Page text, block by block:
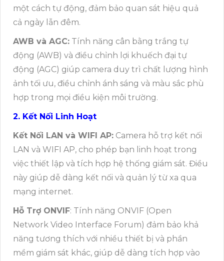
một cách tự động, đảm bảo quan sát hiệu quả
cả ngày lẫn đêm.
AWB và AGC: Tính năng cân bằng trắng tự
động (AWB) và điều chỉnh lợi khuếch đại tự
động (AGC) giúp camera duy trì chất lượng hình
ảnh tối ưu, điều chỉnh ánh sáng và màu sắc phù
hợp trong mọi điều kiện môi trường.
2. Kết Nối Linh Hoạt
Kết Nối LAN và WIFI AP: Camera hỗ trợ kết nối
LAN và WIFI AP, cho phép bạn linh hoạt trong
việc thiết lập và tích hợp hệ thống giám sát. Điều
này giúp dễ dàng kết nối và quản lý từ xa qua
mạng internet.
Hỗ Trợ ONVIF: Tính năng ONVIF (Open
Network Video Interface Forum) đảm bảo khả
năng tương thích với nhiều thiết bị và phần
mềm giám sát khác, giúp dễ dàng tích hợp vào